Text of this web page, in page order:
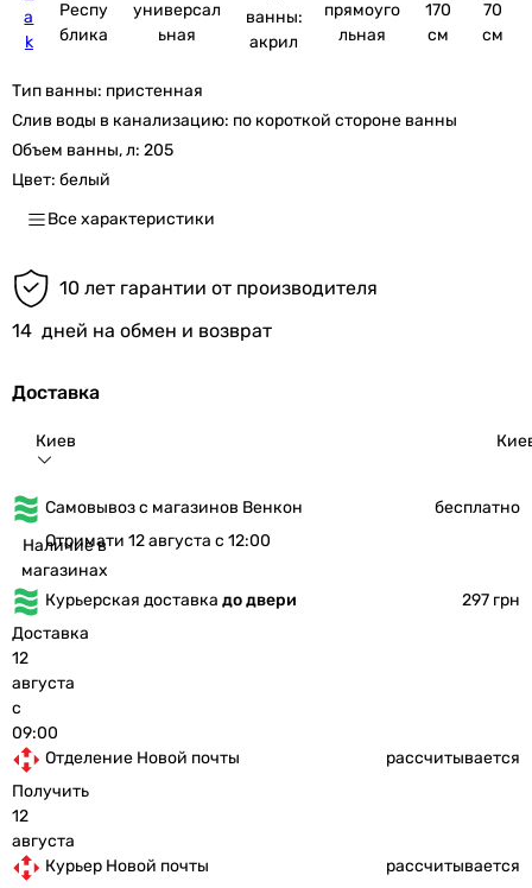
a
k
Респу
блика
универсал
ьная
ванны:
акрил
прямоуго
льная
170
см
70
см
Тип ванны: пристенная
Слив воды в канализацию: по короткой стороне ванны
Объем ванны, л: 205
Цвет: белый
Все характеристики
10 лет гарантии от производителя
14 дней на обмен и возврат
Доставка
Киев
Самовывоз с магазинов Венкон
бесплатно
Наличие в
магазинах
Отримати 12 августа с 12:00
Курьерская доставка до двери
297 грн
Доставка
12
августа
с
09:00
Отделение Новой почты
рассчитывается
Получить
12
августа
Курьер Новой почты
рассчитывается